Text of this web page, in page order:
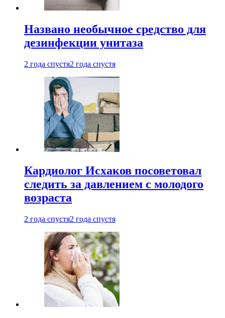
Названо необычное средство для
дезинфекции унитаза
2 года спустя2 года спустя
Кардиолог Исхаков посоветовал
следить за давлением с молодого
возраста
2 года спустя2 года спустя